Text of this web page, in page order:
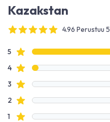
Kazakstan
4.96 Perustuu
Arvostelutiedot
5Tähtiarvostelut
4Tähtiarvostelut
3 Tähtiarvostelut
2Tähtiarvostelut
1 Tähtiarvostelut